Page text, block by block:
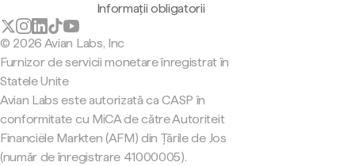
Informații obligatorii
© 2026 Avian Labs, Inc
Furnizor de servicii monetare înregistrat în
Statele Unite
Avian Labs este autorizată ca CASP în
conformitate cu MiCA de către Autoriteit
Financiële Markten (AFM) din Țările de Jos
(număr de înregistrare 41000005).